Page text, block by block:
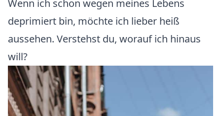
Wenn ich schon wegen meines Lebens
deprimiert bin, möchte ich lieber heiß
aussehen. Verstehst du, worauf ich hinaus
will?